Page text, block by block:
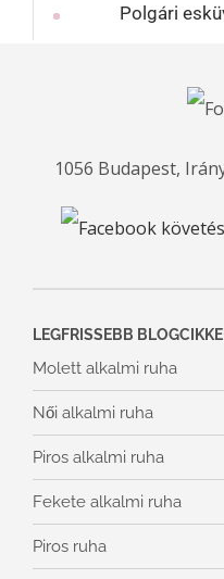
Polgári
1056 Budapest,
LEGFRISSEBB
Molett alkalmi ruha
Női alkalmi ruha
Piros alkalmi ruha
Fekete alkalmi ruha
Piros ruha